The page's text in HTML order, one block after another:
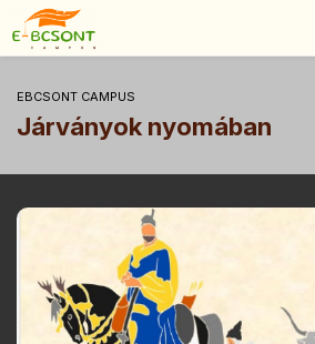
EBCSONT CAMPUS
Járványok nyomában